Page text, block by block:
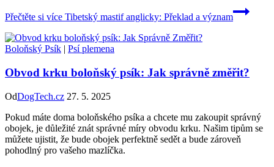
Přečtěte si více Tibetský mastif anglicky: Překlad a význam
Boloňský Psík | Psí plemena
Obvod krku boloňský psík: Jak správně změřit?
OdDogTech.cz 27. 5. 2025
Pokud máte doma boloňského psíka a chcete mu zakoupit správný
obojek, je důležité znát správné míry obvodu krku. Našim tipům se
můžete ujistit, že bude obojek perfektně sedět a bude zároveň
pohodlný pro vašeho mazlíčka.